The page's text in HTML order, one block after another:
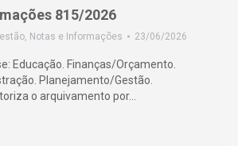
815/2026
, Notas e Informações 23/06/2026
Educação. Finanças/Orçamento.
Planejamento/Gestão.
o arquivamento por…